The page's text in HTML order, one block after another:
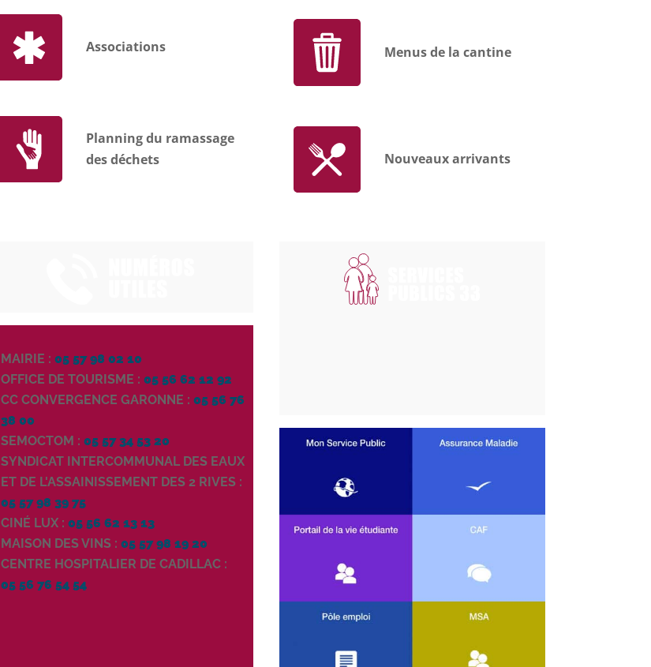
Associations
Planning du ramassage
des déchets
Menus de la cantine
Nouveaux arrivants
MAIRIE : 05 57 98 02 10
OFFICE DE TOURISME : 05 56 62 12 92
CC CONVERGENCE GARONNE : 05 56 76
38 00
SEMOCTOM : 05 57 34 53 20
SYNDICAT INTERCOMMUNAL DES EAUX
ET DE L'ASSAINISSEMENT DES 2 RIVES :
05 57 98 39 75
CINÉ LUX : 05 56 62 13 13
MAISON DES VINS : 05 57 98 19 20
CENTRE HOSPITALIER DE CADILLAC :
05 56 76 54 54